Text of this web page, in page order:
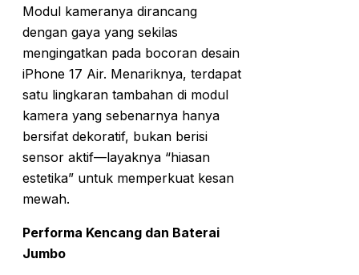
Modul kameranya dirancang
dengan gaya yang sekilas
mengingatkan pada bocoran desain
iPhone 17 Air. Menariknya, terdapat
satu lingkaran tambahan di modul
kamera yang sebenarnya hanya
bersifat dekoratif, bukan berisi
sensor aktif—layaknya “hiasan
estetika” untuk memperkuat kesan
mewah.
Performa Kencang dan Baterai
Jumbo